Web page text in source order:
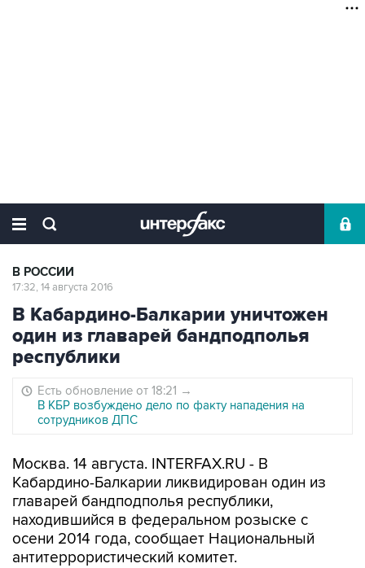
В РОССИИ
17:32, 14 августа 2016
В Кабардино-Балкарии уничтожен
один из главарей бандподполья
республики
Есть обновление от 18:21 →
В КБР возбуждено дело по факту нападения на
сотрудников ДПС
Москва. 14 августа. INTERFAX.RU - В
Кабардино-Балкарии ликвидирован один из
главарей бандподполья республики,
находившийся в федеральном розыске с
осени 2014 года, сообщает Национальный
антитеррористический комитет.